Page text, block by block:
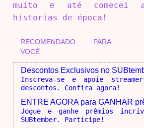
muito e até comecei
historias de época!
RECOMENDADO PARA
VOCÊ
Descontos Exclusivos no
Inscreva-se e apoie
descontos. Confira agora!
ENTRE AGORA para GANHAR
Jogue e ganhe prêmios
SUBtember. Participe!